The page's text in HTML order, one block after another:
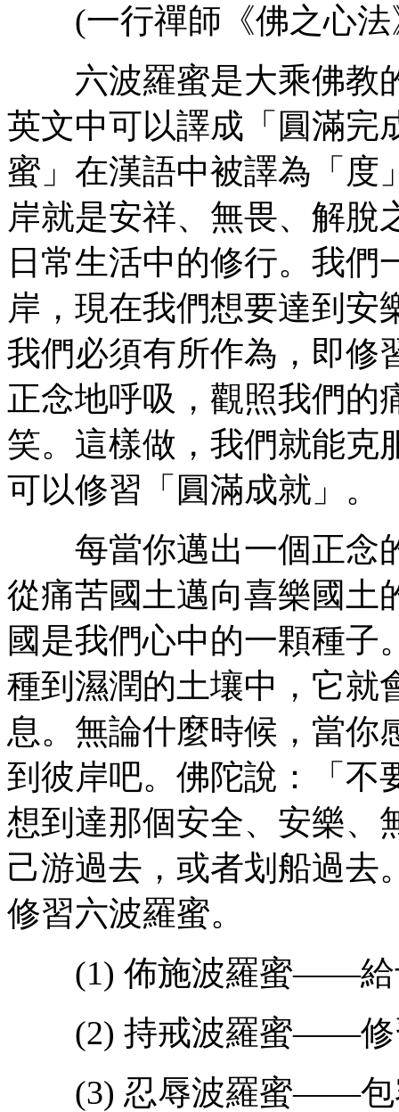
(一行禪師《佛之心法
六波羅蜜是大乘佛教
英文中可以譯成「圓滿完
蜜」在漢語中被譯為「度
岸就是安祥、無畏、解脫
日常生活中的修行。我
岸，現在我們想要達到安
我們必須有所作為，即修
正念地呼吸，觀照我們的
笑。這樣做，我們就能克
可以修習「圓滿成就」。
每當你邁出一個正念
從痛苦國土邁向喜樂國土
國是我們心中的一顆種子
種到濕潤的土壤中，它就
息。無論什麼時候，當你
到彼岸吧。佛陀說：「不
想到達那個安全、安樂、
己游過去，或者划船過去
修習六波羅蜜。
(1) 佈施波羅蜜——給
(2) 持戒波羅蜜——修
(3) 忍辱波羅蜜——包